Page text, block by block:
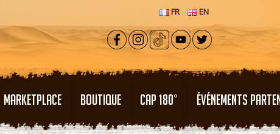
FR EN
MARKETPLACE BOUTIQUE CAP 180° ÉVÉNEMENTS